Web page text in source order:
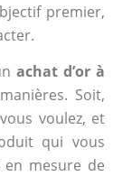
premier,
achat d’or à
Soit,
voulez, et
qui vous
en mesure de